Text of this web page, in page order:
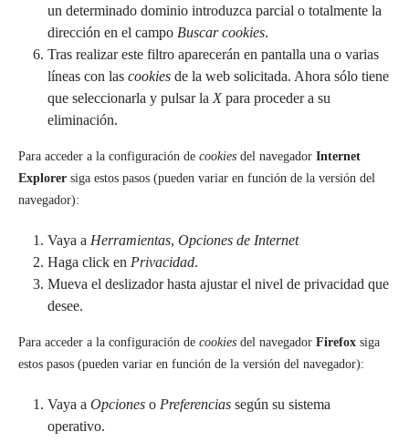
un determinado dominio introduzca parcial o totalmente la
dirección en el campo Buscar cookies.
Tras realizar este filtro aparecerán en pantalla una o varias
líneas con las cookies de la web solicitada. Ahora sólo tiene
que seleccionarla y pulsar la Xpara proceder a su
eliminación.
Para acceder a la configuración de cookies del navegador Internet
Explorer siga estos pasos (pueden variar en función de la versión del
navegador):
Vaya a Herramientas, Opciones de Internet
Haga click en Privacidad.
Mueva el deslizador hasta ajustar el nivel de privacidad que
desee.
Para acceder a la configuración de cookies del navegador Firefox siga
estos pasos (pueden variar en función de la versión del navegador):
Vaya a Opciones o Preferencias según su sistema
operativo.